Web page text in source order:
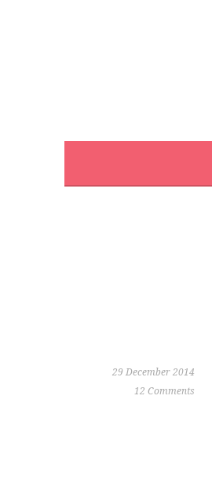
29 December 2014
12 Comments